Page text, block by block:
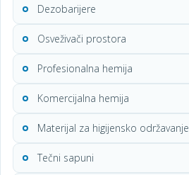
Dezobarijere
Osveživači prostora
Profesionalna hemija
Komercijalna hemija
Materijal za higijensko održavanje
Tečni sapuni